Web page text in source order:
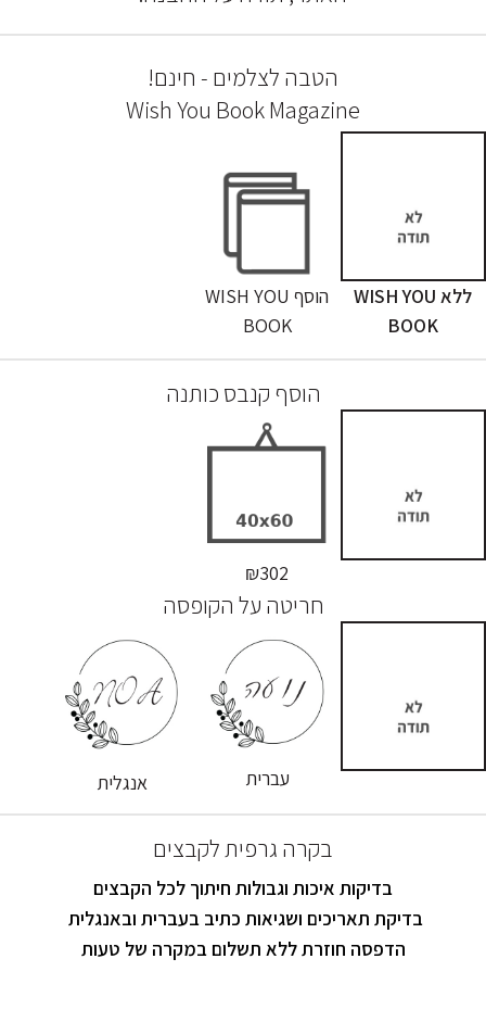
הטבה לצלמים - חינם!
Wish You Book Magazine
ללא WISH YOU
BOOK
הוסף WISH YOU
BOOK
הוסף קנבס כותנה
₪302
חריטה על הקופסה
עברית אנגלית
בקרה גרפית לקבצים
בדיקות איכות וגבולות חיתוך לכל הקבצים
בדיקת תאריכים ושגיאות כתיב בעברית ובאנגלית
הדפסה חוזרת ללא תשלום במקרה של טעות